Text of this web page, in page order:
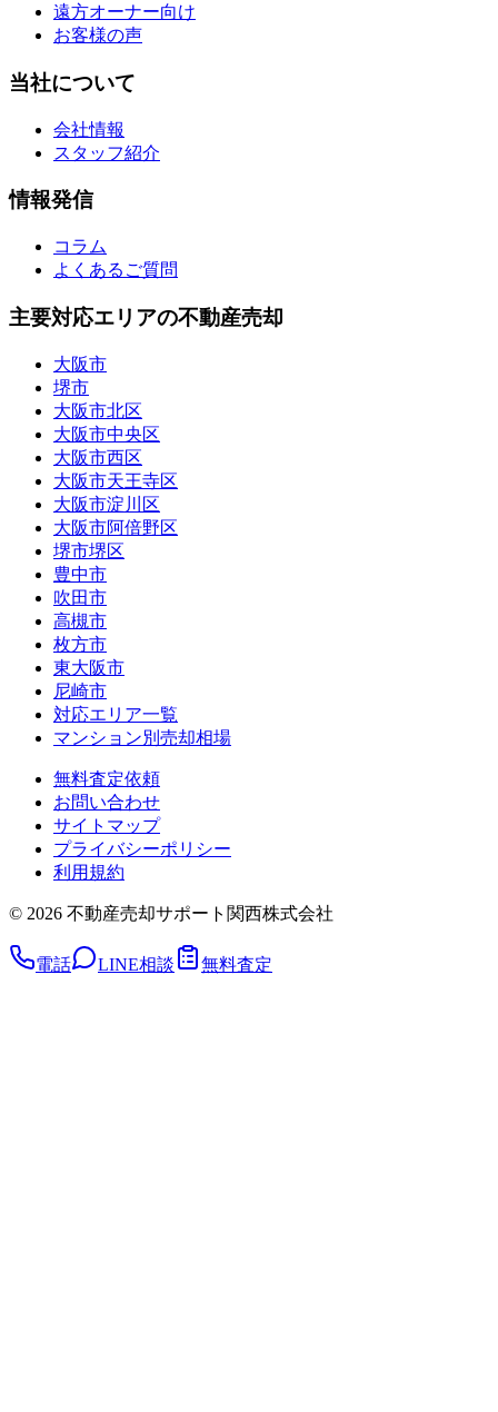
遠方オーナー向け
お客様の声
当社について
会社情報
スタッフ紹介
情報発信
コラム
よくあるご質問
主要対応エリアの不動産売却
大阪市
堺市
大阪市北区
大阪市中央区
大阪市西区
大阪市天王寺区
大阪市淀川区
大阪市阿倍野区
堺市堺区
豊中市
吹田市
高槻市
枚方市
東大阪市
尼崎市
対応エリア一覧
マンション別売却相場
無料査定依頼
お問い合わせ
サイトマップ
プライバシーポリシー
利用規約
© 2026 不動産売却サポート関西株式会社
電話 LINE相談 無料査定